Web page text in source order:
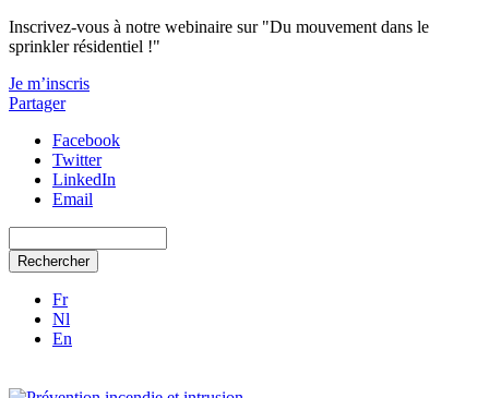
Aller au contenu principal
Inscrivez-vous à notre webinaire sur "Du mouvement dans le
sprinkler résidentiel !"
Je m’inscris
Partager
Facebook
Twitter
LinkedIn
Email
Rechercher
Fr
Nl
En